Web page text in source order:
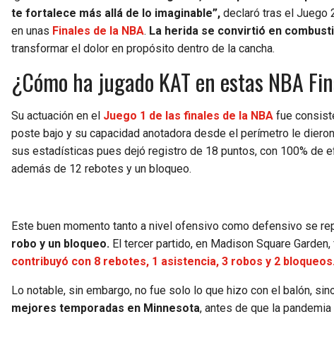
te fortalece más allá de lo imaginable”, declaró tras el Juego
en unas Finales de la NBA. La herida se convirtió en
transformar el dolor en propósito dentro de la cancha.
¿Cómo ha jugado KAT en estas NBA
Su actuación en el Juego 1 de las finales de la NBA fue
poste bajo y su capacidad anotadora desde el perímetro le
sus estadísticas pues dejó registro de 18 puntos, con 100% de
además de 12 rebotes y un bloqueo.
Este buen momento tanto a nivel ofensivo como defensivo se
robo y un bloqueo. El tercer partido, en Madison Square
contribuyó con 8 rebotes, 1 asistencia, 3 robos y 2
Lo notable, sin embargo, no fue solo lo que hizo con el balón,
mejores temporadas en Minnesota, antes de que la